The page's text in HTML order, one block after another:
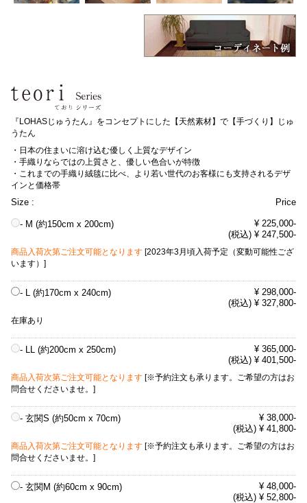
『LOHASじゅうたん』をコンセプトにした【天然素材】で【手づくり】じゅ
うたん
・日本の住まいに溶け込む優しく上質なデザイン
・手織りならではの上質さと、優しい色合いが特徴
・これまでの手織り絨毯に比べ、より若い世代のお客様にも支持されるデザ
インと価格帯
Size : Price
- M (約150cm x 200cm)
¥ 225,000-
(税込) ¥ 247,500-
商品入荷次第ご注文可能となります [2023年3月頃入荷予定（変動可能性ござ
います）]
- L (約170cm x 240cm)
¥ 298,000-
(税込) ¥ 327,800-
在庫あり
- LL (約200cm x 250cm)
¥ 365,000-
(税込) ¥ 401,500-
商品入荷次第ご注文可能となります [※予約注文も承ります。ご希望の方はお
問合せくださいませ。]
- 玄関S (約50cm x 70cm)
¥ 38,000-
(税込) ¥ 41,800-
商品入荷次第ご注文可能となります [※予約注文も承ります。ご希望の方はお
問合せくださいませ。]
- 玄関M (約60cm x 90cm)
¥ 48,000-
(税込) ¥ 52,800-